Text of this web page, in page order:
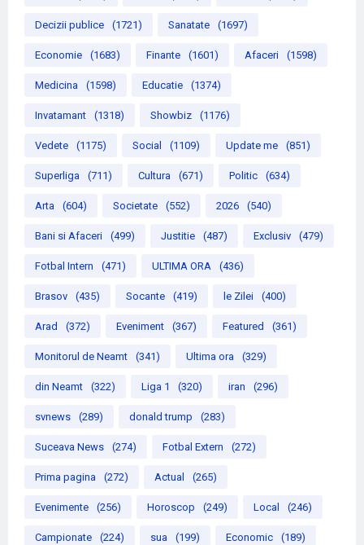
Decizii publice (1721) Sanatate (1697)
Economie (1683) Finante (1601) Afaceri (1598)
Medicina (1598) Educatie (1374)
Invatamant (1318) Showbiz (1176)
Vedete (1175) Social (1109) Update me (851)
Superliga (711) Cultura (671) Politic (634)
Arta (604) Societate (552) 2026 (540)
Bani si Afaceri (499) Justitie (487) Exclusiv (479)
Fotbal Intern (471) ULTIMA ORA (436)
Brasov (435) Socante (419) le Zilei (400)
Arad (372) Eveniment (367) Featured (361)
Monitorul de Neamt (341) Ultima ora (329)
din Neamt (322) Liga 1 (320) iran (296)
svnews (289) donald trump (283)
Suceava News (274) Fotbal Extern (272)
Prima pagina (272) Actual (265)
Evenimente (256) Horoscop (249) Local (246)
Campionate (224) sua (199) Economic (189)